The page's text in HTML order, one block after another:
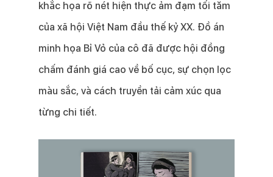
khắc họa rõ nét hiện thực ảm đạm tối tăm
của xã hội Việt Nam đầu thế kỷ XX. Đồ án
minh họa Bỉ Vỏ của cô đã được hội đồng
chấm đánh giá cao về bố cục, sự chọn lọc
màu sắc, và cách truyền tải cảm xúc qua
từng chi tiết.